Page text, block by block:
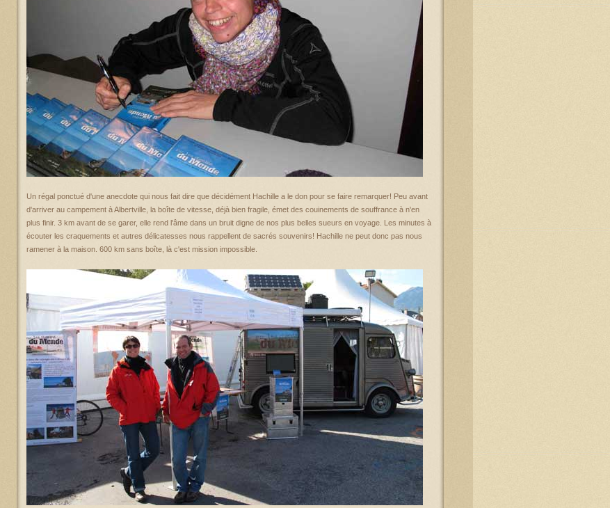
Un régal ponctué d'une anecdote qui nous fait dire que décidément Hachille a le don pour se faire remarquer! Peu avant
d'arriver au campement à Albertville, la boîte de vitesse, déjà bien fragile, émet des couinements de souffrance à n'en
plus finir. 3 km avant de se garer, elle rend l'âme dans un bruit digne de nos plus belles sueurs en voyage. Les minutes à
écouter les craquements et autres délicatesses nous rappellent de sacrés souvenirs! Hachille ne peut donc pas nous
ramener à la maison. 600 km sans boîte, là c'est mission impossible.